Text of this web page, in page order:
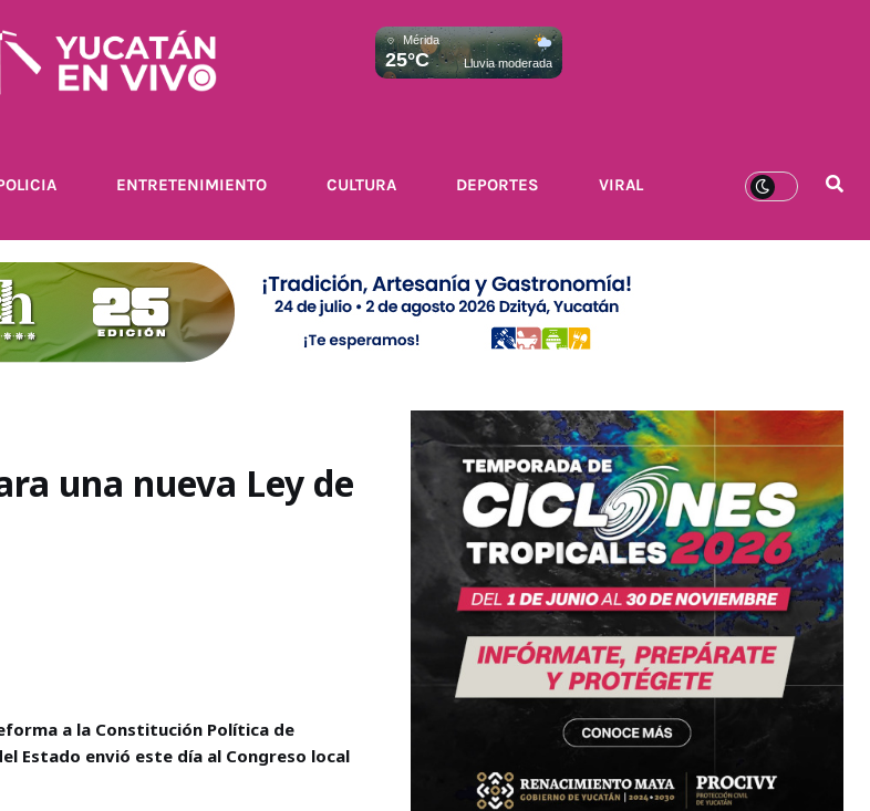
Mérida
25°C Lluvia moderada
ENTRETENIMIENTO CULTURA DEPORTES VIRAL
una nueva Ley de
a la Constitución Política de
Estado envió este día al Congreso local